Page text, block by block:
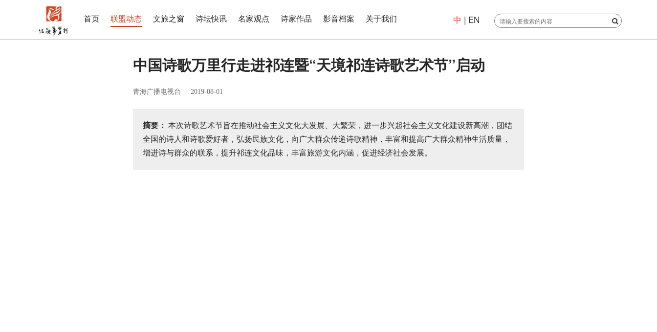
中 | EN
首页 联盟动态 文旅之窗 诗坛快讯 名家观点 诗家作品 影音档案 关于我们
中国诗歌万里行走进祁连暨“天境祁连诗歌艺术节”启动
青海广播电视台 2019-08-01
摘要： 本次诗歌艺术节旨在推动社会主义文化大发展、大繁荣，进一步兴起社会主义文化建设新高潮，团结
全国的诗人和诗歌爱好者，弘扬民族文化，向广大群众传递诗歌精神，丰富和提高广大群众精神生活质量，
增进诗与群众的联系，提升祁连文化品味，丰富旅游文化内涵，促进经济社会发展。